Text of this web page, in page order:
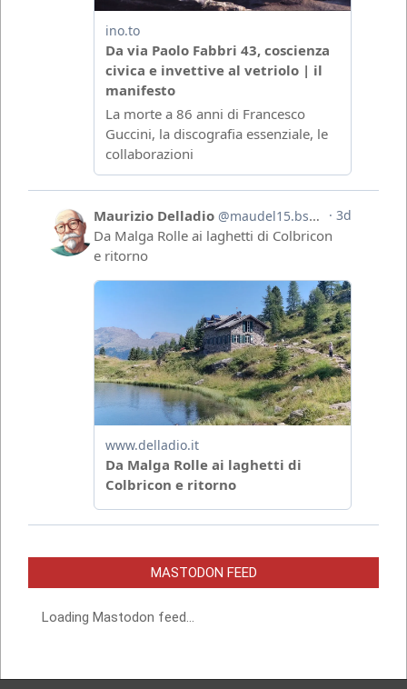
MASTODON FEED
Loading Mastodon feed...